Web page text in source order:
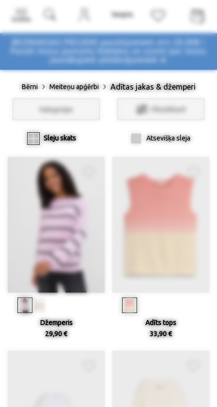
BEZMAKSAS PIEGĀDE pasūtījumiem virs 29,90€ !
Pasūti mūsu jaunumu biļetenu un uzzini par mūsu
Bērni Meiteņu apģērbi Adītas jakas & džemperi
Kategorijas Filtri/Atlasīt
Sleju skats Atsevišķa sleja
Džemperis
29,90 €
Adīts tops
33,90 €